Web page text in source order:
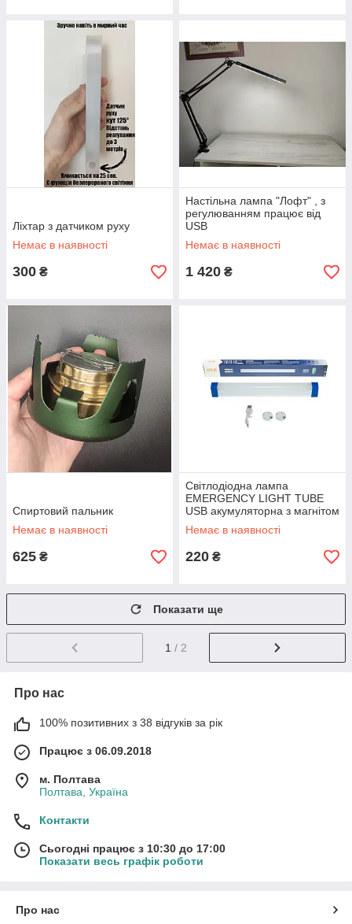
Ліхтар з датчиком руху
Немає в наявності
300 ₴
Настільна лампа "Лофт" , з
регулюванням працює від
USB
Немає в наявності
1 420 ₴
Спиртовий пальник
Немає в наявності
625 ₴
Світлодіодна лампа
EMERGENCY LIGHT TUBE
USB акумуляторна з магнітом
32 см
Немає в наявності
220 ₴
Показати ще
1 / 2
Про нас
100% позитивних з 38 відгуків за рік
Працює з 06.09.2018
м. Полтава
Полтава, Україна
Контакти
Сьогодні працює з 10:30 до 17:00
Показати весь графік роботи
Про нас